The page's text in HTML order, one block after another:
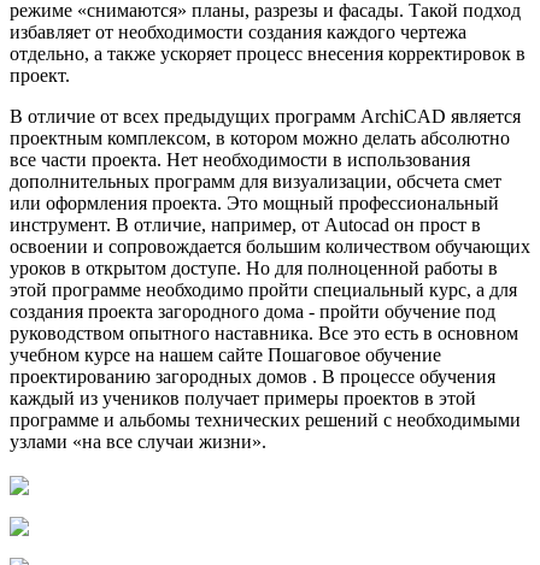
режиме «снимаются» планы, разрезы и фасады. Такой подход
избавляет от необходимости создания каждого чертежа
отдельно, а также ускоряет процесс внесения корректировок в
проект.
В отличие от всех предыдущих программ ArchiCAD является
проектным комплексом, в котором можно делать абсолютно
все части проекта. Нет необходимости в использования
дополнительных программ для визуализации, обсчета смет
или оформления проекта. Это мощный профессиональный
инструмент. В отличие, например, от Autocad он прост в
освоении и сопровождается большим количеством обучающих
уроков в открытом доступе. Но для полноценной работы в
этой программе необходимо пройти специальный курс, а для
создания проекта загородного дома - пройти обучение под
руководством опытного наставника. Все это есть в основном
учебном курсе на нашем сайте Пошаговое обучение
проектированию загородных домов . В процессе обучения
каждый из учеников получает примеры проектов в этой
программе и альбомы технических решений с необходимыми
узлами «на все случаи жизни».